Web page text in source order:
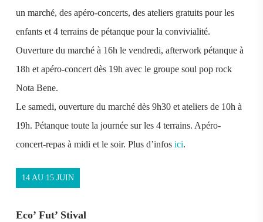
un marché, des apéro-concerts, des ateliers gratuits pour les
enfants et 4 terrains de pétanque pour la convivialité.
Ouverture du marché à 16h le vendredi, afterwork pétanque à
18h et apéro-concert dès 19h avec le groupe soul pop rock
Nota Bene.
Le samedi, ouverture du marché dès 9h30 et ateliers de 10h à
19h. Pétanque toute la journée sur les 4 terrains. Apéro-
concert-repas à midi et le soir. Plus d’infosici.
14 AU 15 JUIN
Eco’ Fut’ Stival